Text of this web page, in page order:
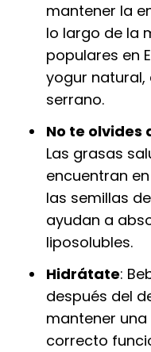
mantener la
lo largo de la
populares en
yogur natural,
serrano.
No te olvides
Las grasas
encuentran
las semillas
ayudan a
liposolubles.
Hidrátate:
después del
mantener
correcto